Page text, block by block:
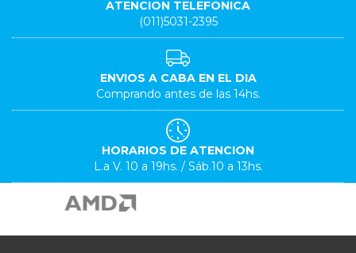
ATENCION TELEFONICA
(011)5031-2395
ENVIOS A CABA EN EL DIA
Comprando antes de las 14hs.
HORARIOS DE ATENCION
L.a V. 10 a 19hs. / Sáb.10 a 13hs.